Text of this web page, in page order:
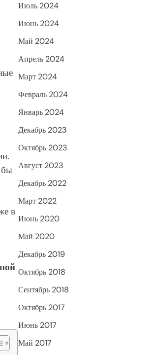
бы
в
Июль 2024
Июнь 2024
Май 2024
Апрель 2024
Март 2024
Февраль 2024
Январь 2024
Декабрь 2023
Октябрь 2023
Август 2023
Декабрь 2022
Март 2022
Июнь 2020
Май 2020
Декабрь 2019
Октябрь 2018
Сентябрь 2018
Октябрь 2017
Июнь 2017
Май 2017